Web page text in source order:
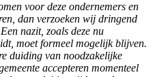
voor deze ondernemers en
dan verzoeken wij dringend
nazit, zoals deze nu
moet formeel mogelijk blijven.
duiding van noodzakelijke
accepteren momenteel